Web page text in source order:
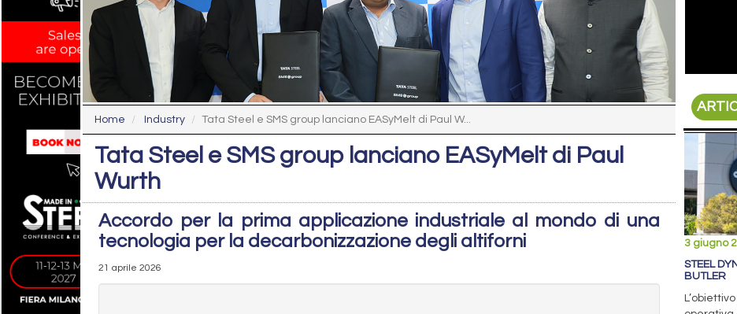
Home Industry Tata Steel e SMS group lanciano EASyMelt di Paul W...
Tata Steel e SMS group lanciano EASyMelt di Paul
Wurth
Accordo per la prima applicazione industriale al mondo di una
tecnologia per la decarbonizzazione degli altiforni
21 aprile 2026
3 giugno
STEEL
BUTLER